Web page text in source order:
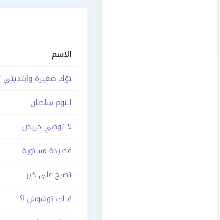
الاسم
توّك صغيرة وابتديتي
النوم سلطان
لا توصي حريص
قصيدة مستورة
تصبح على خير
قالت توشوش !؟